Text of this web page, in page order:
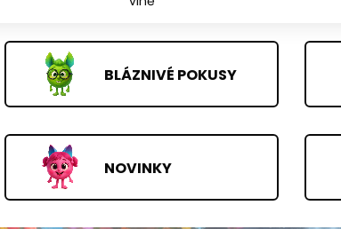
BLÁZNIVÉ POKUSY
NOVINKY